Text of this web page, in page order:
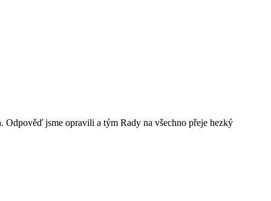
Odpověď jsme opravili a tým Rady na všechno přeje hezký